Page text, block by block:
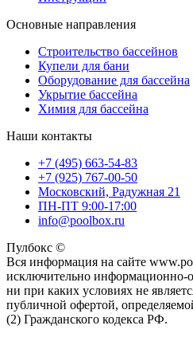
Основные направления
Строительство бассейнов
Купели для бани
Оборудование для бассейна
Укрытие бассейна
Химия для бассейна
Наши контакты
+7 (495) 663-54-83
+7 (925) 767-00-50
Московский, Радужная 21
ПН-ПТ 9:00-17:00
info@poolbox.ru
Пулбокс ©
Вся информация на сайте
исключительно информационно-
ни при каких условиях не
публичной офертой,
(2) Гражданского кодекса РФ.